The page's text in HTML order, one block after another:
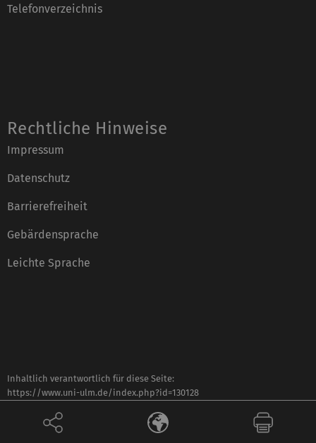
Telefonverzeichnis
Rechtliche Hinweise
Impressum
Datenschutz
Barrierefreiheit
Gebärdensprache
Leichte Sprache
Inhaltlich verantwortlich für diese Seite:
https://www.uni-ulm.de/index.php?id=130128
Zuletzt bearbeitet: